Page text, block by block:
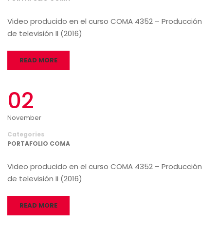
Video producido en el curso COMA 4352 – Producción
de televisión II (2016)
READ MORE
02
November
Categories
PORTAFOLIO COMA
Video producido en el curso COMA 4352 – Producción
de televisión II (2016)
READ MORE